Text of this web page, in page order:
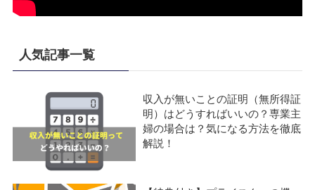
人気記事一覧
収入が無いことの証明（無所得証
明）はどうすればいいの？専業主
婦の場合は？気になる方法を徹底
解説！